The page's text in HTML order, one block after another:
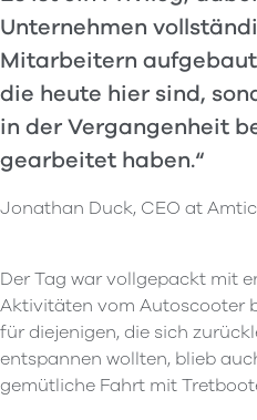
Unternehmen
Mitarbeitern
die heute hier sind,
in der Vergangenheit
gearbeitet haben.
Jonathan Duck, CEO at
Der Tag war vollgepackt mit
Aktivitäten vom Autoscooter
für diejenigen, die sich
entspannen wollten, blieb
gemütliche Fahrt mit